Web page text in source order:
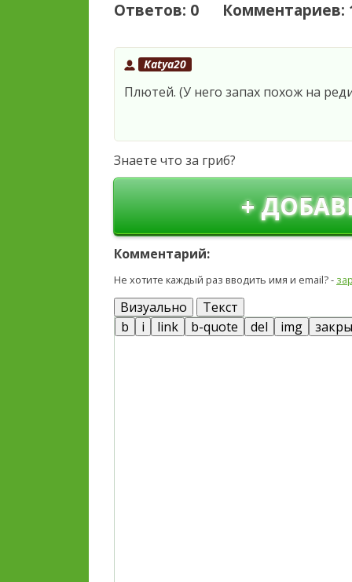
Ответов: 0 Комментариев:
Katya20
Плютей. (У него запах похож на
Знаете что за гриб?
+
Комментарий:
Не хотите каждый раз вводить имя и email? -
Визуально Текст